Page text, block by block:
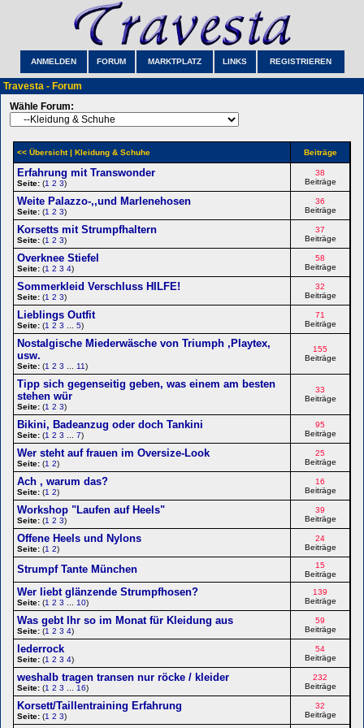
ANMELDEN FORUM MARKTPLATZ LINKS REGISTRIEREN
Travesta - Forum
Wähle Forum:
<< Übersicht| Kleidung & Schuhe Beiträge
Erfahrung mit Transwonder
Seite: (1 2 3)
38
Beiträge
Weite Palazzo-,,und Marlenehosen
Seite: (1 2 3)
36
Beiträge
Korsetts mit Strumpfhaltern
Seite: (1 2 3)
37
Beiträge
Overknee Stiefel
Seite: (1 2 3 4)
58
Beiträge
Sommerkleid Verschluss HILFE!
Seite: (1 2 3)
32
Beiträge
Lieblings Outfit
Seite: (1 2 3 5)
71
Beiträge
Nostalgische Miederwäsche von Triumph ,Playtex,
usw.
Seite: (1 2 3 11)
155
Beiträge
Tipp sich gegenseitig geben, was einem am besten
stehen wür
Seite: (1 2 3)
33
Beiträge
Bikini, Badeanzug oder doch Tankini
Seite: (1 2 3 7)
95
Beiträge
Wer steht auf frauen im Oversize-Look
Seite: (1 2)
25
Beiträge
Ach , warum das?
Seite: (1 2)
16
Beiträge
Workshop "Laufen auf Heels"
Seite: (1 2 3)
39
Beiträge
Offene Heels und Nylons
Seite: (1 2)
24
Beiträge
Strumpf Tante München
15
Beiträge
Wer liebt glänzende Strumpfhosen?
Seite: (1 2 3 10)
139
Beiträge
Was gebt Ihr so im Monat für Kleidung aus
Seite: (1 2 3 4)
59
Beiträge
lederrock
Seite: (1 2 3 4)
54
Beiträge
weshalb tragen transen nur röcke / kleider
Seite: (1 2 3 16)
232
Beiträge
Korsett/Taillentraining Erfahrung
Seite: (1 2 3)
32
Beiträge